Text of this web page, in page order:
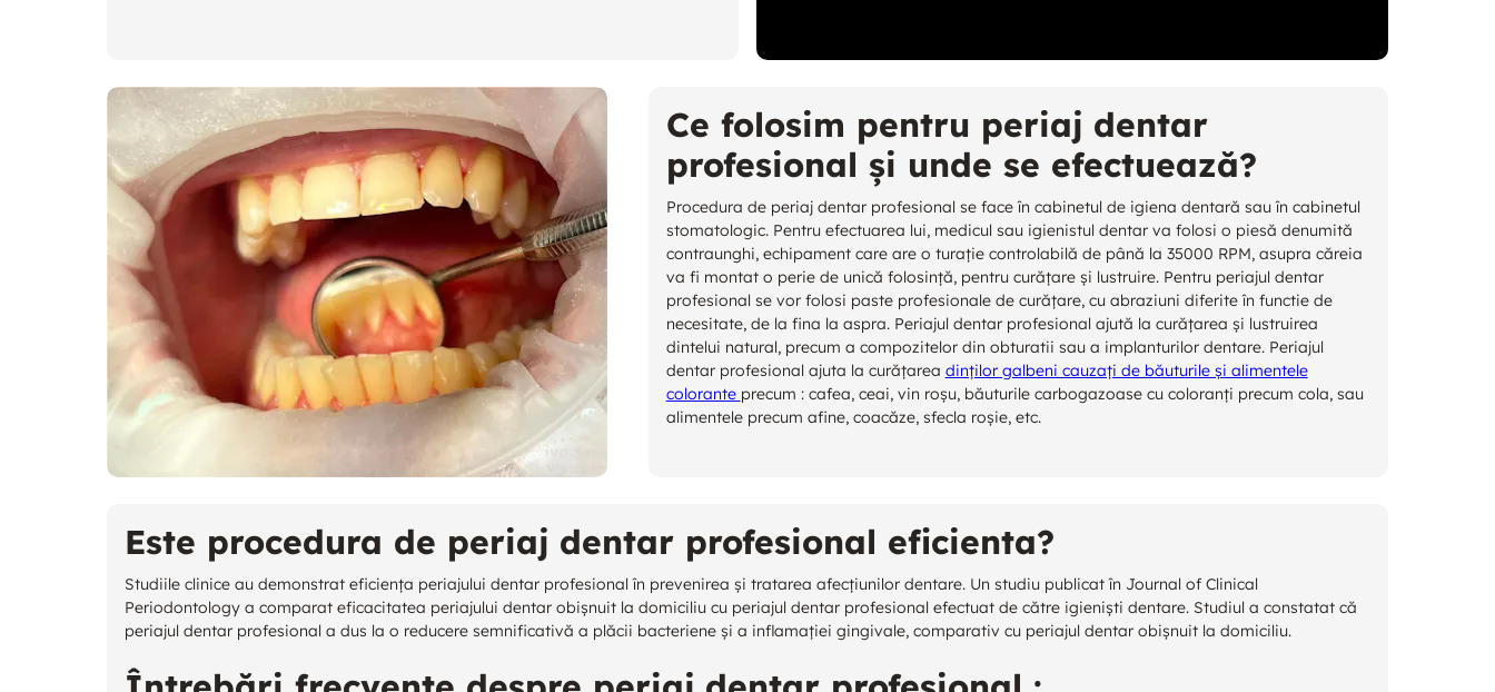
Ce folosim pentru periaj dentar
profesional și unde se efectuează?
Procedura de periaj dentar profesional se face în cabinetul de igiena dentară sau în cabinetul
stomatologic. Pentru efectuarea lui, medicul sau igienistul dentar va folosi o piesă denumită
contraunghi, echipament care are o turație controlabilă de până la 35000 RPM, asupra căreia
va fi montat o perie de unică folosință, pentru curățare și lustruire. Pentru periajul dentar
profesional se vor folosi paste profesionale de curățare, cu abraziuni diferite în functie de
necesitate, de la fina la aspra. Periajul dentar profesional ajută la curățarea și lustruirea
dintelui natural, precum a compozitelor din obturatii sau a implanturilor dentare. Periajul
dentar profesional ajuta la curățarea dinților galbeni cauzați de băuturile și alimentele
colorante precum : cafea, ceai, vin roșu, băuturile carbogazoase cu coloranți precum cola, sau
alimentele precum afine, coacăze, sfecla roșie, etc.
Este procedura de periaj dentar profesional eficienta?
Studiile clinice au demonstrat eficiența periajului dentar profesional în prevenirea și tratarea afecțiunilor dentare. Un studiu publicat în Journal of Clinical
Periodontology a comparat eficacitatea periajului dentar obișnuit la domiciliu cu periajul dentar profesional efectuat de către igieniști dentare. Studiul a constatat că
periajul dentar profesional a dus la o reducere semnificativă a plăcii bacteriene și a inflamației gingivale, comparativ cu periajul dentar obișnuit la domiciliu.